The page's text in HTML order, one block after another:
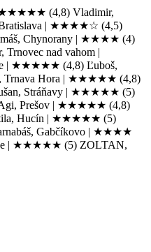
(4,8) Vladimir,
| ★★★★☆ (4,5)
Chynorany | ★★★★ (4)
Trnovec nad vahom |
| ★★★★★ (4,8) Ľuboš,
Hora | ★★★★★ (4,8)
Stráňavy | ★★★★★ (5)
Prešov | ★★★★★ (4,8)
Hucín | ★★★★★ (5)
Gabčíkovo | ★★★★
| ★★★★★ (5) ZOLTAN,